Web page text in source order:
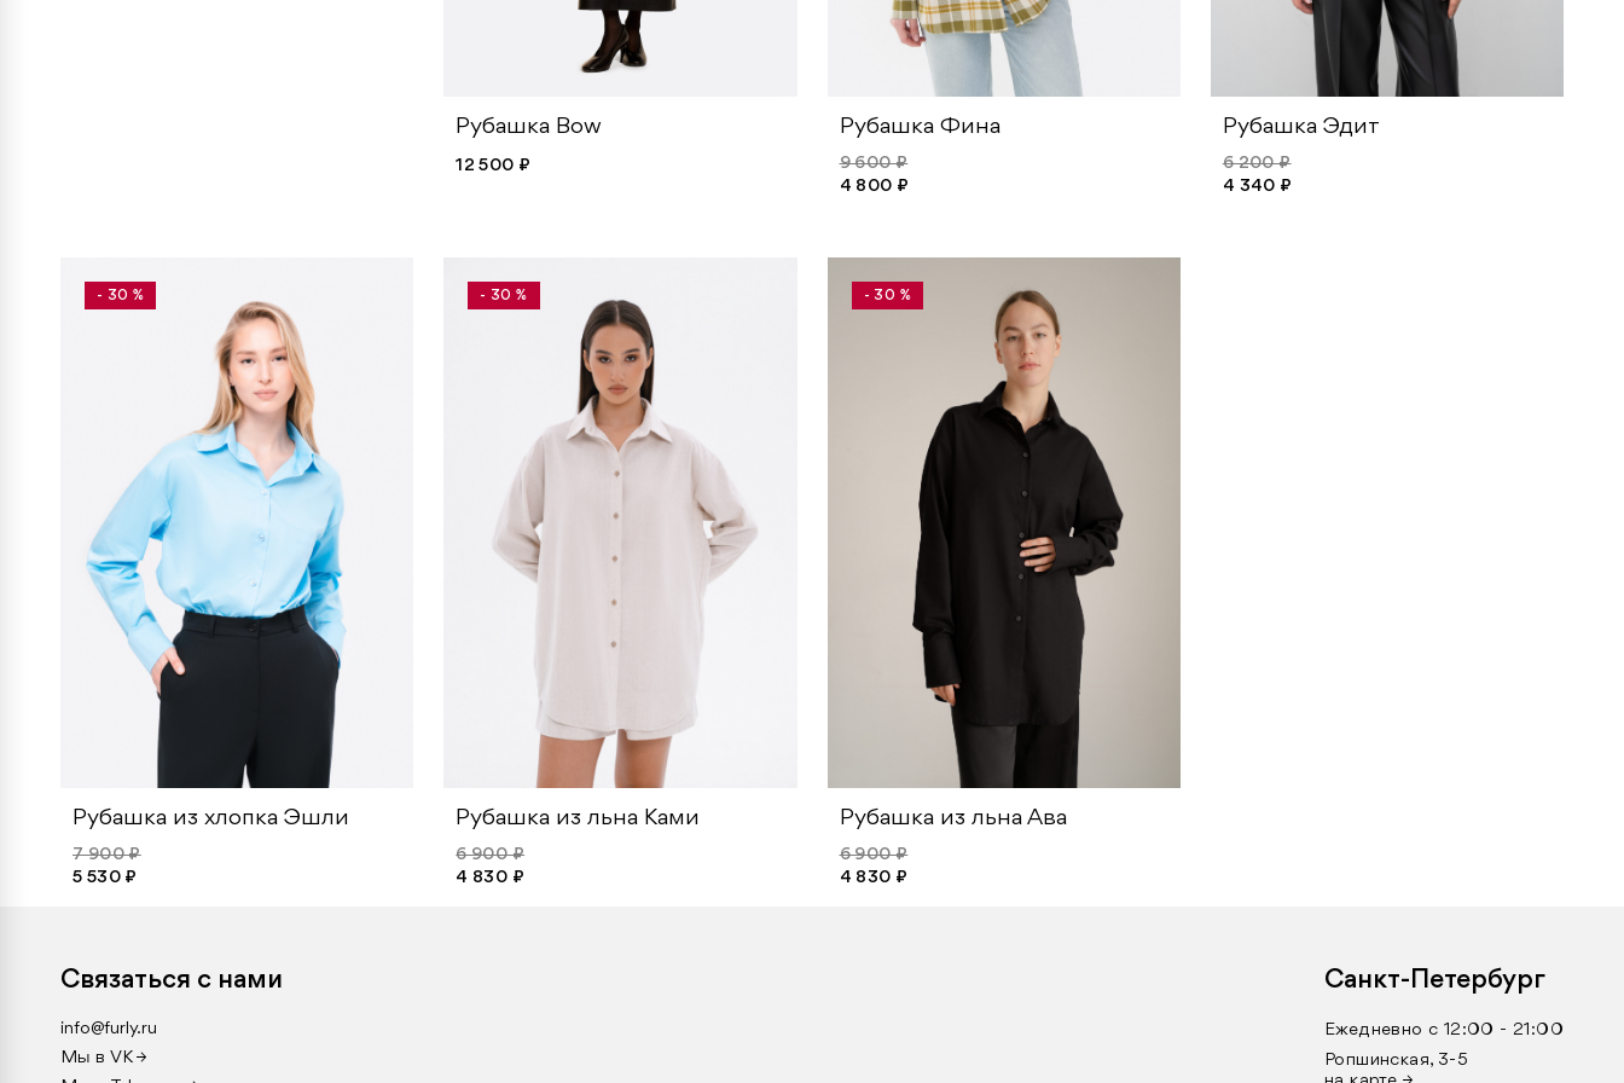
Рубашка Bow
12 500 ₽
Рубашка Фина
9 600 ₽
4 800 ₽
Рубашка Эдит
6 200 ₽
4 340 ₽
- 30 %
Рубашка из хлопка Эшли
7 900 ₽
5 530 ₽
- 30 %
Рубашка из льна Ками
6 900 ₽
4 830 ₽
- 30 %
Рубашка из льна Ава
6 900 ₽
4 830 ₽
Связаться с нами
info@furly.ru
Мы в VK →
Санкт-Петербург
Ежедневно с 12:00 - 21:00
Ропшинская, 3-5